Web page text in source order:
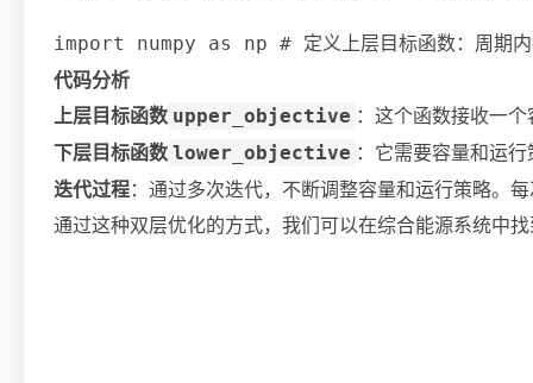
import numpy as np # 定义上层目标函数
代码分析
上层目标函数 upper_objective ：这个函数接收一
下层目标函数 lower_objective ：它需要容量和运
迭代过程：通过多次迭代，不断调整容量和运行策略。
通过这种双层优化的方式，我们可以在综合能源系统中